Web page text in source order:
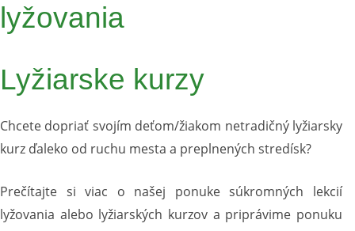
lyžovania
Lyžiarske kurzy
Chcete dopriať svojím deťom/žiakom netradičný lyžiarsky
kurz ďaleko od ruchu mesta a preplnených stredísk?
Prečítajte si viac o našej ponuke súkromných lekcií
lyžovania alebo lyžiarských kurzov a priprávime ponuku